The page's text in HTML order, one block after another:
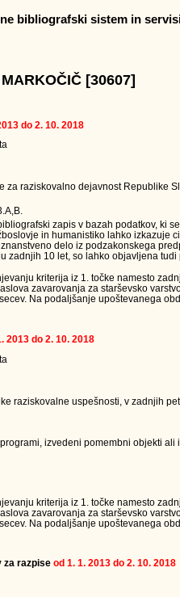
bibliografski sistem in
[30607]
do 2. 10. 2018
za raziskovalno dejavnost Republike
zapis v bazah podatkov, ki
in humanistiko lahko izkazuje
delo iz podzakonskega
zadnjih 10 let, so lahko objavljena tudi
kriterija iz 1. točke namesto
zavarovanja za starševsko
Na podaljšanje upoštevanega
2013 do 2. 10. 2018
raziskovalne uspešnosti, v zadnjih
izvedeni pomembni objekti ali
kriterija iz 1. točke namesto
zavarovanja za starševsko
Na podaljšanje upoštevanega
za razpise od 1. 1. 2013 do 2. 10. 2018